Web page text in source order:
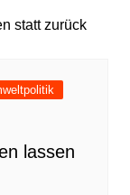
lassen